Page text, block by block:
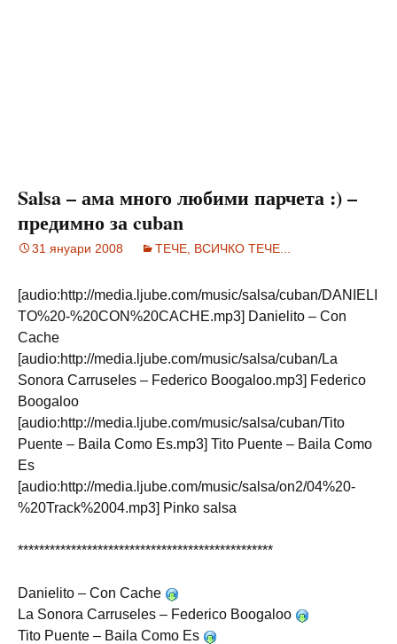
Salsa – ама много любими парчета :) –
предимно за cuban
31 януари 2008 ТЕЧЕ, ВСИЧКО ТЕЧЕ...
[audio:http://media.ljube.com/music/salsa/cuban/DANIELI
TO%20-%20CON%20CACHE.mp3] Danielito – Con
Cache
[audio:http://media.ljube.com/music/salsa/cuban/La
Sonora Carruseles – Federico Boogaloo.mp3] Federico
Boogaloo
[audio:http://media.ljube.com/music/salsa/cuban/Tito
Puente – Baila Como Es.mp3] Tito Puente – Baila Como
Es
[audio:http://media.ljube.com/music/salsa/on2/04%20-
%20Track%2004.mp3] Pinko salsa
************************************************
Danielito – Con Cache
La Sonora Carruseles – Federico Boogaloo
Tito Puente – Baila Como Es